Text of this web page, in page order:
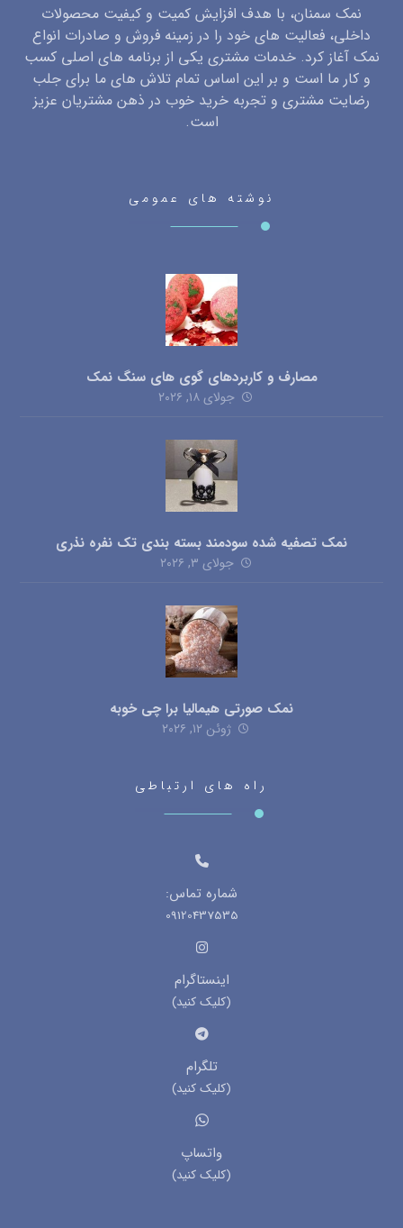
نمک سمنان، با هدف افزایش کمیت و کیفیت محصولات
داخلی، فعالیت های خود را در زمینه فروش و صادرات انواع
نمک آغاز کرد. خدمات مشتری یکی از برنامه های اصلی کسب
و کار ما است و بر این اساس تمام تلاش های ما برای جلب
رضایت مشتری و تجربه خرید خوب در ذهن مشتریان عزیز
است.
نوشته های عمومی
مصارف و کاربردهای گوی های سنگ نمک
جولای ۱۸, ۲۰۲۶
نمک تصفیه شده سودمند بسته بندی تک نفره نذری
جولای ۳, ۲۰۲۶
نمک صورتی هیمالیا برا چی خوبه
ژوئن ۱۲, ۲۰۲۶
راه های ارتباطی
شماره تماس:
09120437535
اینستاگرام
(کلیک کنید)
تلگرام
(کلیک کنید)
واتساپ
(کلیک کنید)